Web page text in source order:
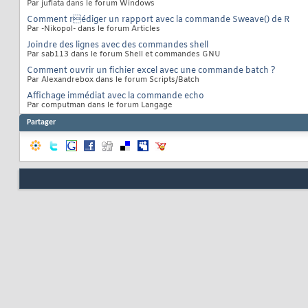
Par juflata dans le forum Windows
Comment rédiger un rapport avec la commande Sweave() de R
Par -Nikopol- dans le forum Articles
Joindre des lignes avec des commandes shell
Par sab113 dans le forum Shell et commandes GNU
Comment ouvrir un fichier excel avec une commande batch ?
Par Alexandrebox dans le forum Scripts/Batch
Affichage immédiat avec la commande echo
Par computman dans le forum Langage
Partager